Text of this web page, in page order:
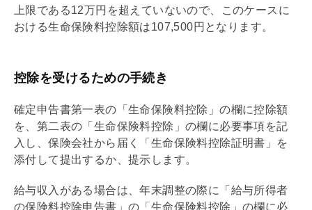
上限である12万円を超えていないので、このケースに
おける生命保険料控除額は107,500円となります。
控除を受けるための手続き
確定申告書第一表の「生命保険料控除」の欄に控除額
を、第二表の「生命保険料控除」の欄に必要事項を記
入し、保険会社から届く「生命保険料控除証明書」を
添付して提出するか、提示します。
給与収入がある場合は、年末調整の際に「給与所得者
の保険料控除申告書」の「生命保険料控除」の欄に必